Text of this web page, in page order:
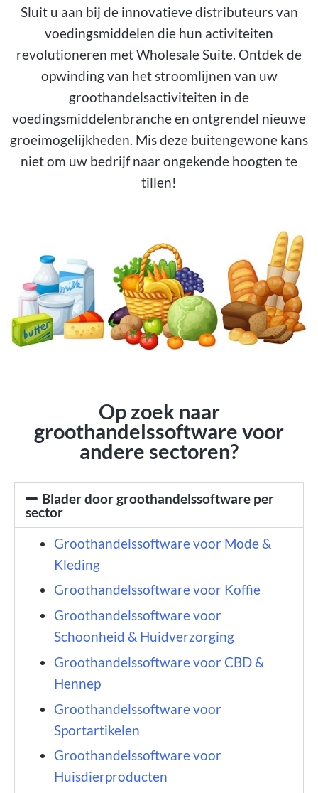
Sluit u aan bij de innovatieve distributeurs van
voedingsmiddelen die hun activiteiten
revolutioneren met Wholesale Suite. Ontdek de
opwinding van het stroomlijnen van uw
groothandelsactiviteiten in de
voedingsmiddelenbranche en ontgrendel nieuwe
groeimogelijkheden. Mis deze buitengewone kans
niet om uw bedrijf naar ongekende hoogten te
tillen!
Op zoek naar
groothandelssoftware voor
andere sectoren?
Blader door groothandelssoftware per
sector
Groothandelssoftware voor Mode &
Kleding
Groothandelssoftware voor Koffie
Groothandelssoftware voor
Schoonheid & Huidverzorging
Groothandelssoftware voor CBD &
Hennep
Groothandelssoftware voor
Sportartikelen
Groothandelssoftware voor
Huisdierproducten